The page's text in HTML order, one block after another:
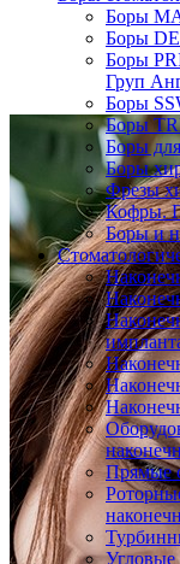
Боры
Боры
Боры
Груп
Боры
Боры
Боры
Боры
Фрезы
Кофры.
Боры и
Прямые
Угловые